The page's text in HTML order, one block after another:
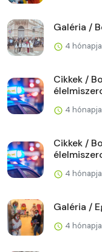
Galéria /
4
Cikkek /
4
Cikkek /
4
Galéria /
4